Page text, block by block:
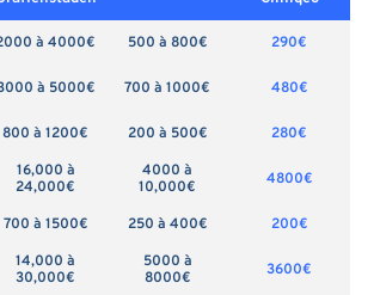
à 4000€ 500 à 800€
290€
à 5000€ 700 à 1000€
480€
800 à 1200€ 200 à 500€
280€
16,000 à
24,000€
4000 à
10,000€
4800€
700 à 1500€ 250 à 400€
200€
14,000 à
30,000€
5000 à
8000€
3600€